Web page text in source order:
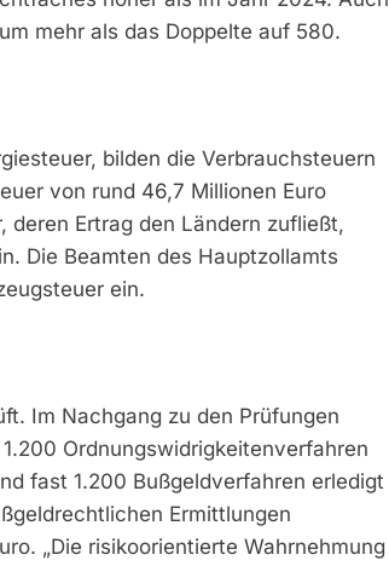
mehr als das Doppelte auf 580.
bilden die Verbrauchsteuern
von rund 46,7 Millionen Euro
deren Ertrag den Ländern zufließt,
Die Beamten des Hauptzollamts
ein.
Im Nachgang zu den Prüfungen
Ordnungswidrigkeitenverfahren
fast 1.200 Bußgeldverfahren erledigt
Ermittlungen
„Die risikoorientierte Wahrnehmung